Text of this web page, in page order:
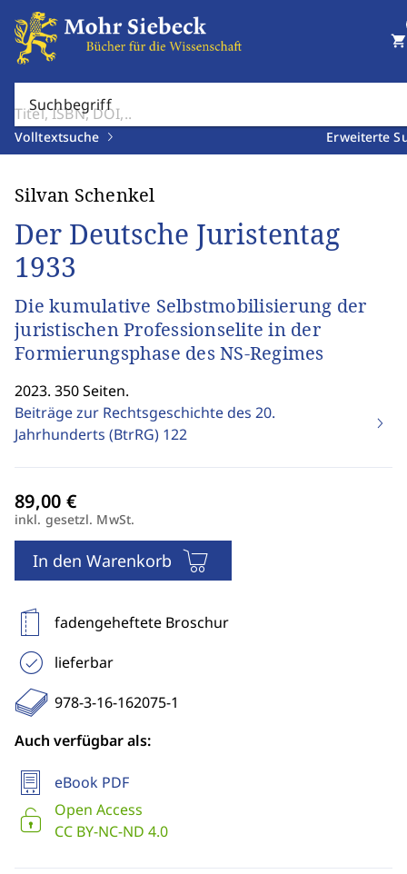
Suchbegriff
Volltextsuche Erweiterte
shopping_cart
Silvan Schenkel
Der Deutsche Juristentag
1933
Die kumulative Selbstmobilisierung der
juristischen Professionselite in der
Formierungsphase des NS-Regimes
2023. 350 Seiten.
Beiträge zur Rechtsgeschichte des 20.
Jahrhunderts (BtrRG) 122
inkl. gesetzl. MwSt.
In den Warenkorb
fadengeheftete Broschur
lieferbar
978-3-16-162075-1
Auch verfügbar als:
eBook PDF
Open Access
CC BY-NC-ND 4.0